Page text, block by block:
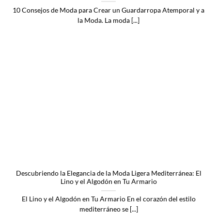
10 Consejos de Moda para Crear un Guardarropa Atemporal y a
la Moda. La moda [...]
Descubriendo la Elegancia de la Moda Ligera Mediterránea: El
Lino y el Algodón en Tu Armario
El Lino y el Algodón en Tu Armario En el corazón del estilo
mediterráneo se [...]